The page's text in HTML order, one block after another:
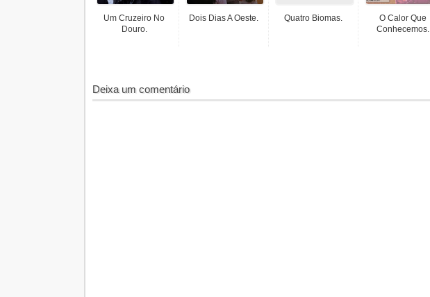
Um Cruzeiro No
Douro.
Dois Dias A Oeste. Quatro Biomas.
O Calor Que
Conhecemos.
Deixa um comentário